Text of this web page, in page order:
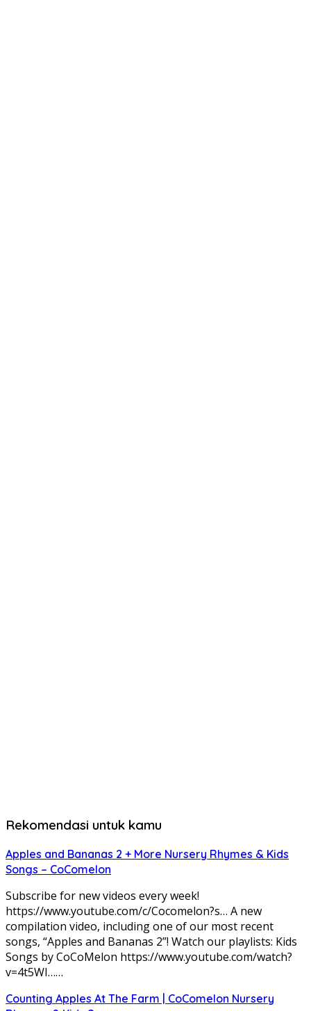
Rekomendasi untuk kamu
Apples and Bananas 2 + More Nursery Rhymes & Kids
Songs – CoComelon
Subscribe for new videos every week!
https://www.youtube.com/c/Cocomelon?s… A new
compilation video, including one of our most recent
songs, “Apples and Bananas 2”! Watch our playlists: Kids
Songs by CoCoMelon https://www.youtube.com/watch?
v=4t5WI……
Counting Apples At The Farm | CoComelon Nursery